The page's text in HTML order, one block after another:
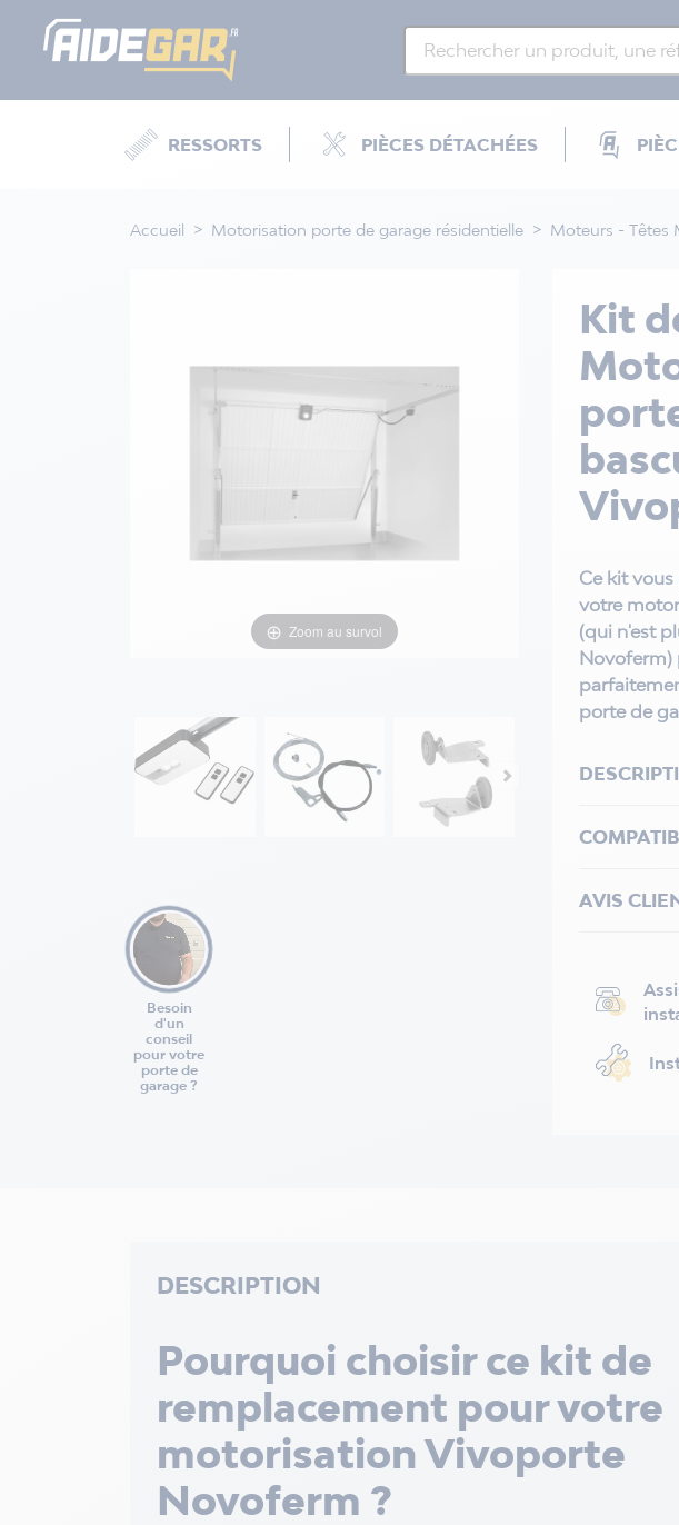
RESSORTS PIÈCES DÉTACHÉES
Accueil Motorisation porte de garage résidentielle Moteurs - Têtes
Zoom au survol
Besoin
d'un
conseil
pour votre
porte de
garage ?
Kit
Ce kit
votre
(qui n'est
Novoferm)
porte de
AVIS
DESCRIPTION
Pourquoi choisir ce kit de
remplacement pour votre
motorisation Vivoporte
Novoferm ?